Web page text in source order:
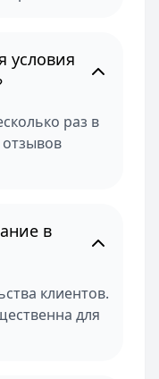
условия
раз в
отзывов
в
клиентов.
для